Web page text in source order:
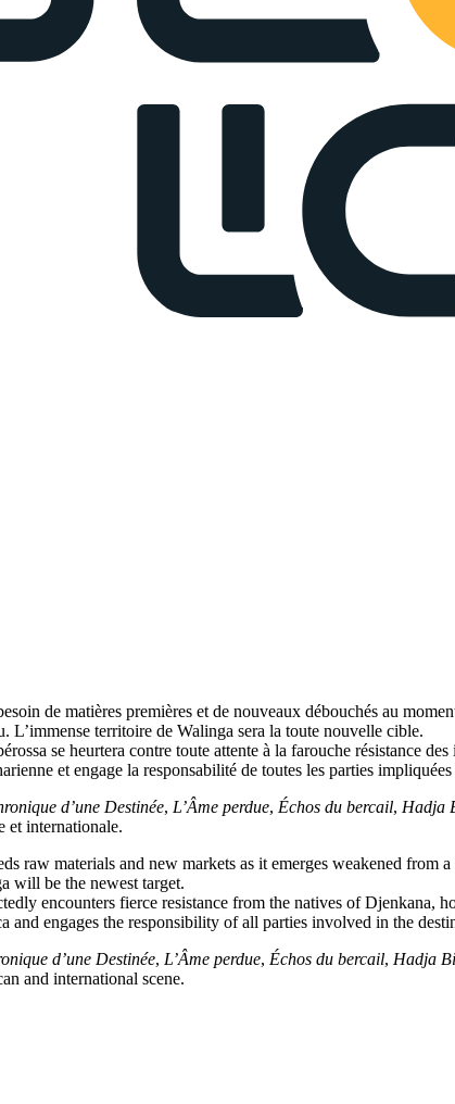
de matières premières et de nouveaux débouchés au
territoire de Walinga sera la toute nouvelle cible.
se heurtera contre toute attente à la farouche résistance
et engage la responsabilité de toutes les parties
d’une Destinée, L’Âme perdue, Échos du bercail, Hadja
et internationale.
raw materials and new markets as it emerges weakened from
will be the newest target.
encounters fierce resistance from the natives of Djenkana,
engages the responsibility of all parties involved in the
d’une Destinée, L’Âme perdue, Échos du bercail, Hadja
and international scene.